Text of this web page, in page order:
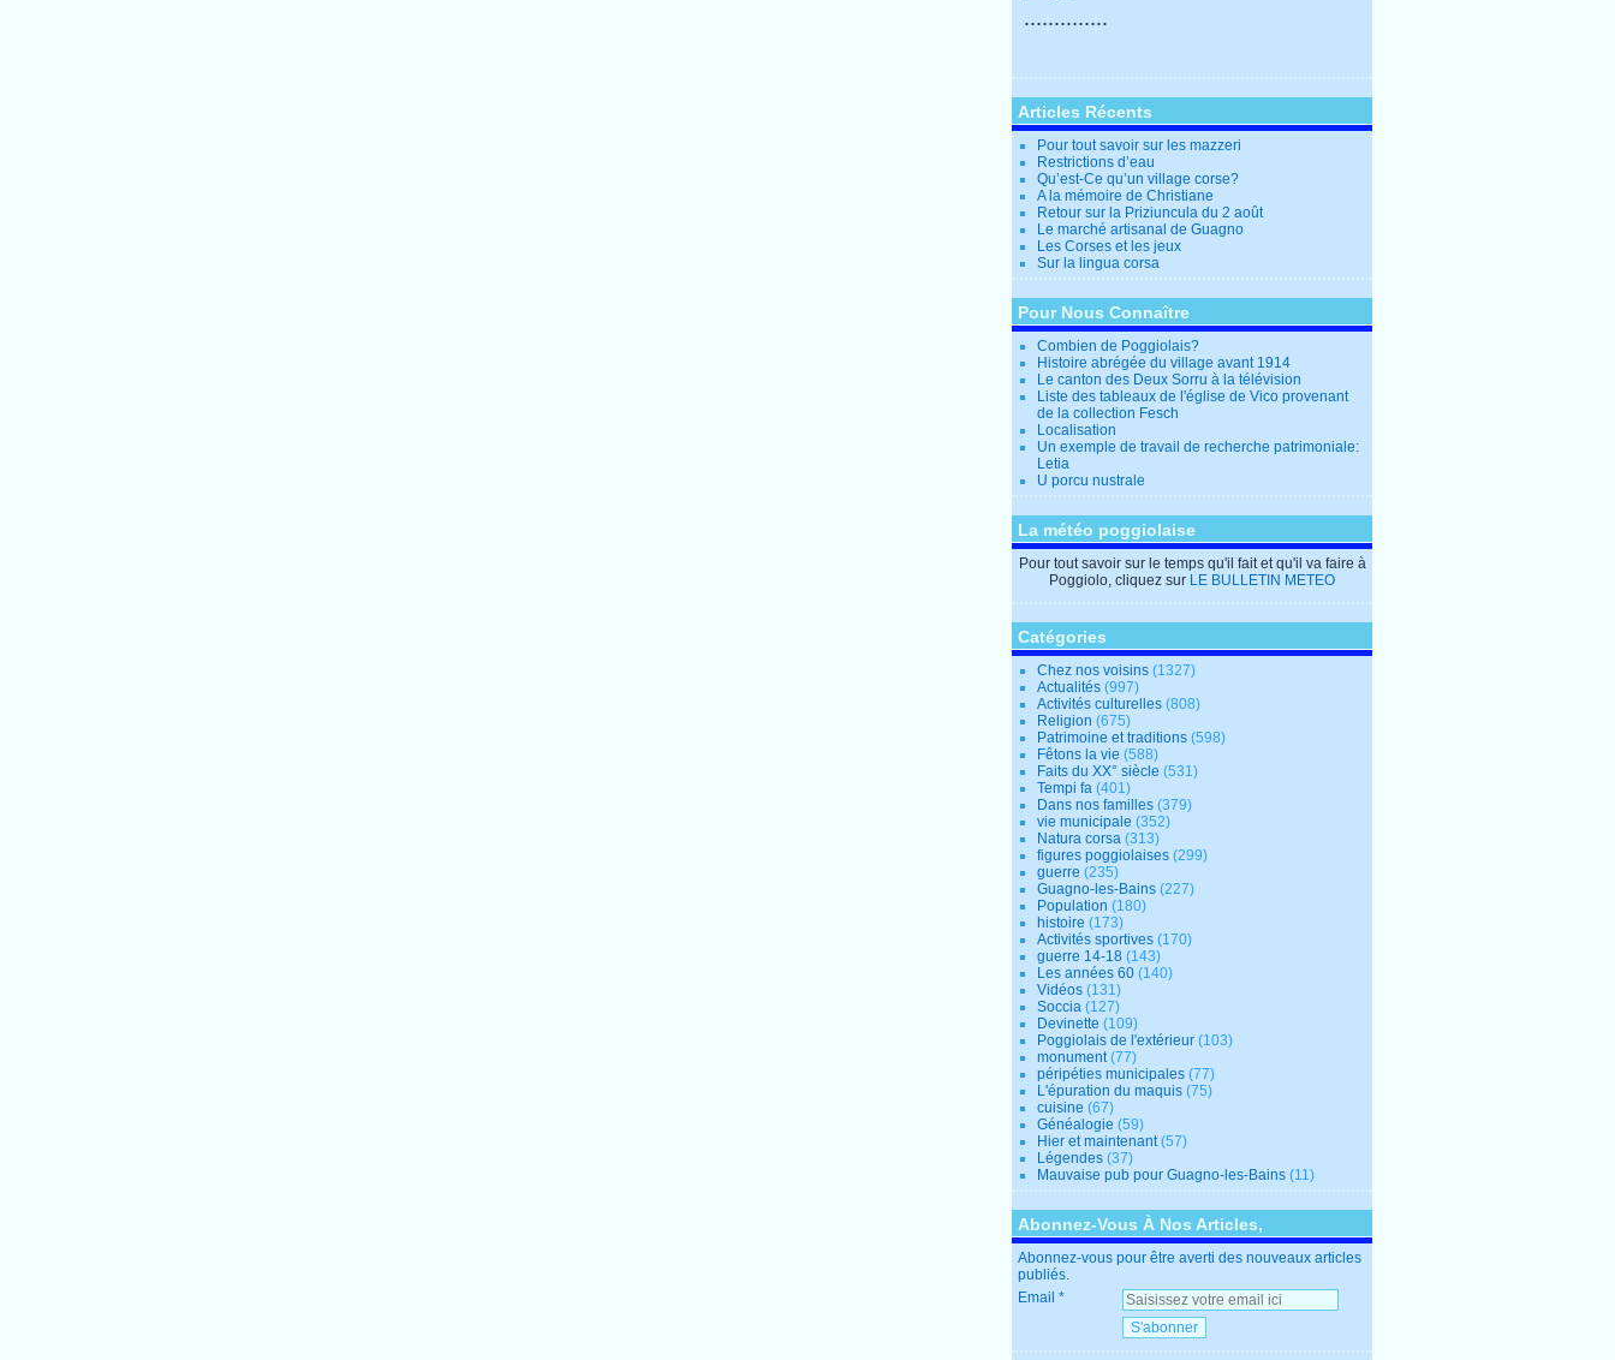
..............
Articles Récents
Pour tout savoir sur les mazzeri
Restrictions d’eau
Qu’est-Ce qu’un village corse?
A la mémoire de Christiane
Retour sur la Priziuncula du 2 août
Le marché artisanal de Guagno
Les Corses et les jeux
Sur la lingua corsa
Pour Nous Connaître
Combien de Poggiolais?
Histoire abrégée du village avant 1914
Le canton des Deux Sorru à la télévision
Liste des tableaux de l'église de Vico provenant
de la collection Fesch
Localisation
Un exemple de travail de recherche patrimoniale:
Letia
U porcu nustrale
La météo poggiolaise
Pour tout savoir sur le temps qu'il fait et qu'il va faire à
Poggiolo, cliquez sur LE BULLETIN METEO
Catégories
Chez nos voisins (1327)
Actualités (997)
Activités culturelles (808)
Religion (675)
Patrimoine et traditions (598)
Fêtons la vie (588)
Faits du XX° siècle (531)
Tempi fa (401)
Dans nos familles (379)
vie municipale (352)
Natura corsa (313)
figures poggiolaises (299)
guerre (235)
Guagno-les-Bains (227)
Population (180)
histoire (173)
Activités sportives (170)
guerre 14-18 (143)
Les années 60 (140)
Vidéos (131)
Soccia (127)
Devinette (109)
Poggiolais de l'extérieur (103)
monument(77)
péripéties municipales (77)
L'épuration du maquis (75)
cuisine (67)
Généalogie (59)
Hier et maintenant(57)
Légendes (37)
Mauvaise pub pour Guagno-les-Bains (11)
Abonnez-Vous À Nos Articles,
Abonnez-vous pour être averti des nouveaux articles
publiés.
Email